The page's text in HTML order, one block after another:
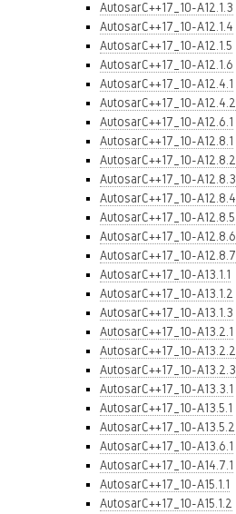
AutosarC++17_10-A12.1.3
AutosarC++17_10-A12.1.4
AutosarC++17_10-A12.1.5
AutosarC++17_10-A12.1.6
AutosarC++17_10-A12.4.1
AutosarC++17_10-A12.4.2
AutosarC++17_10-A12.6.1
AutosarC++17_10-A12.8.1
AutosarC++17_10-A12.8.2
AutosarC++17_10-A12.8.3
AutosarC++17_10-A12.8.4
AutosarC++17_10-A12.8.5
AutosarC++17_10-A12.8.6
AutosarC++17_10-A12.8.7
AutosarC++17_10-A13.1.1
AutosarC++17_10-A13.1.2
AutosarC++17_10-A13.1.3
AutosarC++17_10-A13.2.1
AutosarC++17_10-A13.2.2
AutosarC++17_10-A13.2.3
AutosarC++17_10-A13.3.1
AutosarC++17_10-A13.5.1
AutosarC++17_10-A13.5.2
AutosarC++17_10-A13.6.1
AutosarC++17_10-A14.7.1
AutosarC++17_10-A15.1.1
AutosarC++17_10-A15.1.2